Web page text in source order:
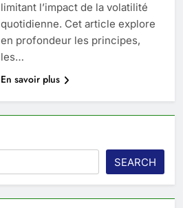
limitant l’impact de la volatilité
quotidienne. Cet article explore
en profondeur les principes,
les…
En savoir plus
SEARCH